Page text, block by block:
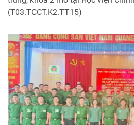
(T03.TCCT.K2.TT15)